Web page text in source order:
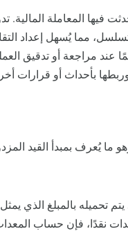
فيها المعاملة المالية.
مما يُسهل إعداد
عند مراجعة أو تدقيق
بأحداث أو قرارات
ما يُعرف بمبدأ القيد
تحميله بالمبلغ الذي
نقدًا، فإن حساب